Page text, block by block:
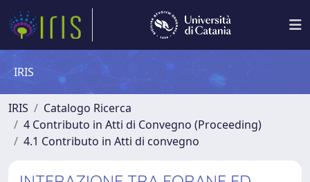
IRIS
IRIS
Catalogo Ricerca
4 Contributo in Atti di Convegno (Proceeding)
4.1 Contributo in Atti di convegno